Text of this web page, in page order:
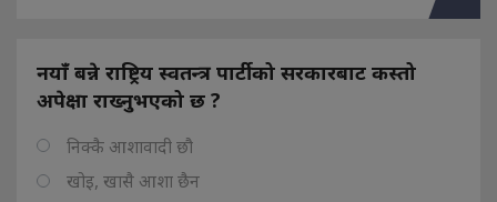
नयाँ बन्ने राष्ट्रिय स्वतन्त्र पार्टीको सरकारबाट कस्तो
अपेक्षा राख्नुभएको छ ?
निक्कै आशावादी छौ
खोइ, खासै आशा छैन